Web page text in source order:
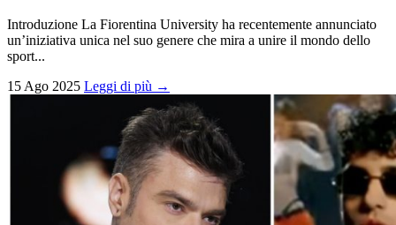
Introduzione La Fiorentina University ha recentemente annunciato
un’iniziativa unica nel suo genere che mira a unire il mondo dello
sport...
15 Ago 2025 Leggi di più →